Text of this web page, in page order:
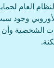
الأوروبي وجود
الشخصية وأن